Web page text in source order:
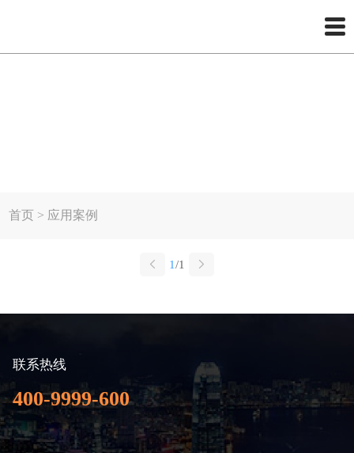
首页 > 应用案例
1/1
联系热线
400-9999-600